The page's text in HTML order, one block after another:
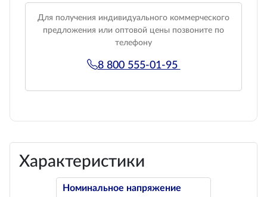
Для получения индивидуального коммерческого
предложения или оптовой цены позвоните по
телефону
8 800 555-01-95
Характеристики
Номинальное напряжение